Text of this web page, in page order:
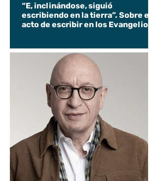
“E, inclinándose, siguió
escribiendo en la tierra”. Sobre el
acto de escribir en los Evangelios.